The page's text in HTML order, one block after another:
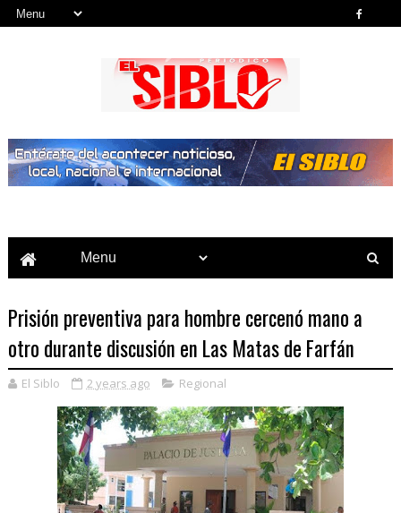
Prisión preventiva para hombre cercenó mano a
otro durante discusión en Las Matas de Farfán
El Siblo 2 years ago Regional